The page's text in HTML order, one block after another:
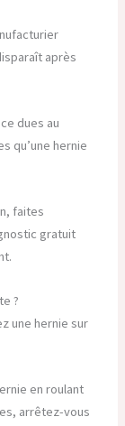
après
dues au
qu’une hernie
faites
gratuit
?
une hernie sur
en roulant
arrêtez-vous